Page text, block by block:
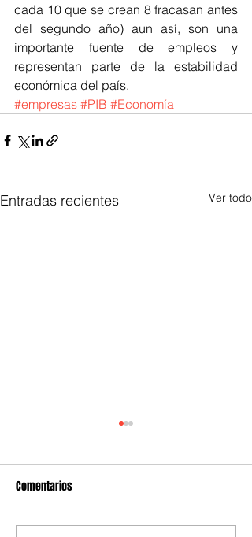
cada 10 que se crean 8 fracasan antes
del segundo año) aun así, son una
importante fuente de empleos y
representan parte de la estabilidad
económica del país.
#empresas #PIB #Economía
Entradas recientes Ver todo
Comentarios